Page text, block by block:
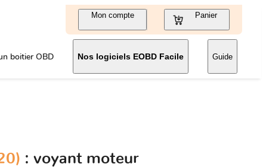
Mon compte Panier
boitier OBD Nos logiciels EOBD Facile Guide
: voyant moteur